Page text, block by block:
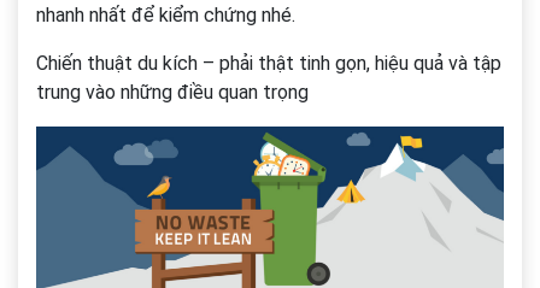
nhanh nhất để kiểm chứng nhé.
Chiến thuật du kích – phải thật tinh gọn, hiệu quả và tập
trung vào những điều quan trọng